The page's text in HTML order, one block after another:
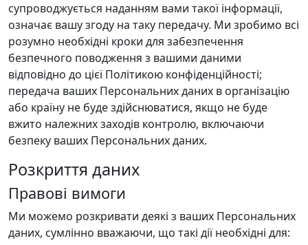
супроводжується наданням вами такої інформації,
означає вашу згоду на таку передачу. Ми зробимо всі
розумно необхідні кроки для забезпечення
безпечного поводження з вашими даними
відповідно до цієї Політикою конфіденційності;
передача ваших Персональних даних в організацію
або країну не буде здійснюватися, якщо не буде
вжито належних заходів контролю, включаючи
безпеку ваших Персональних даних.
Розкриття даних
Правові вимоги
Ми можемо розкривати деякі з ваших Персональних
даних, сумлінно вважаючи, що такі дії необхідні для: